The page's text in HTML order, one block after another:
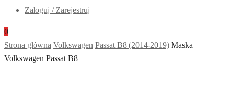
Zaloguj / Zarejestruj
0
Strona główna Volkswagen Passat B8 (2014-2019) Maska
Volkswagen Passat B8